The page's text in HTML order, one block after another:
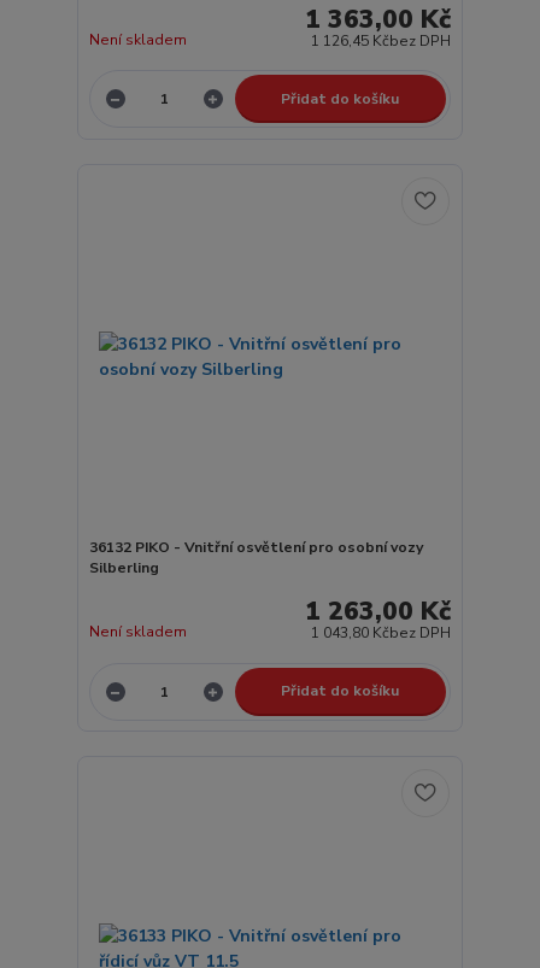
1 363,00 Kč
1 126,45 Kčbez DPH
Není skladem
Přidat do košíku
36132 PIKO - Vnitřní osvětlení pro osobní vozy
Silberling
1 263,00 Kč
1 043,80 Kčbez DPH
Není skladem
Přidat do košíku